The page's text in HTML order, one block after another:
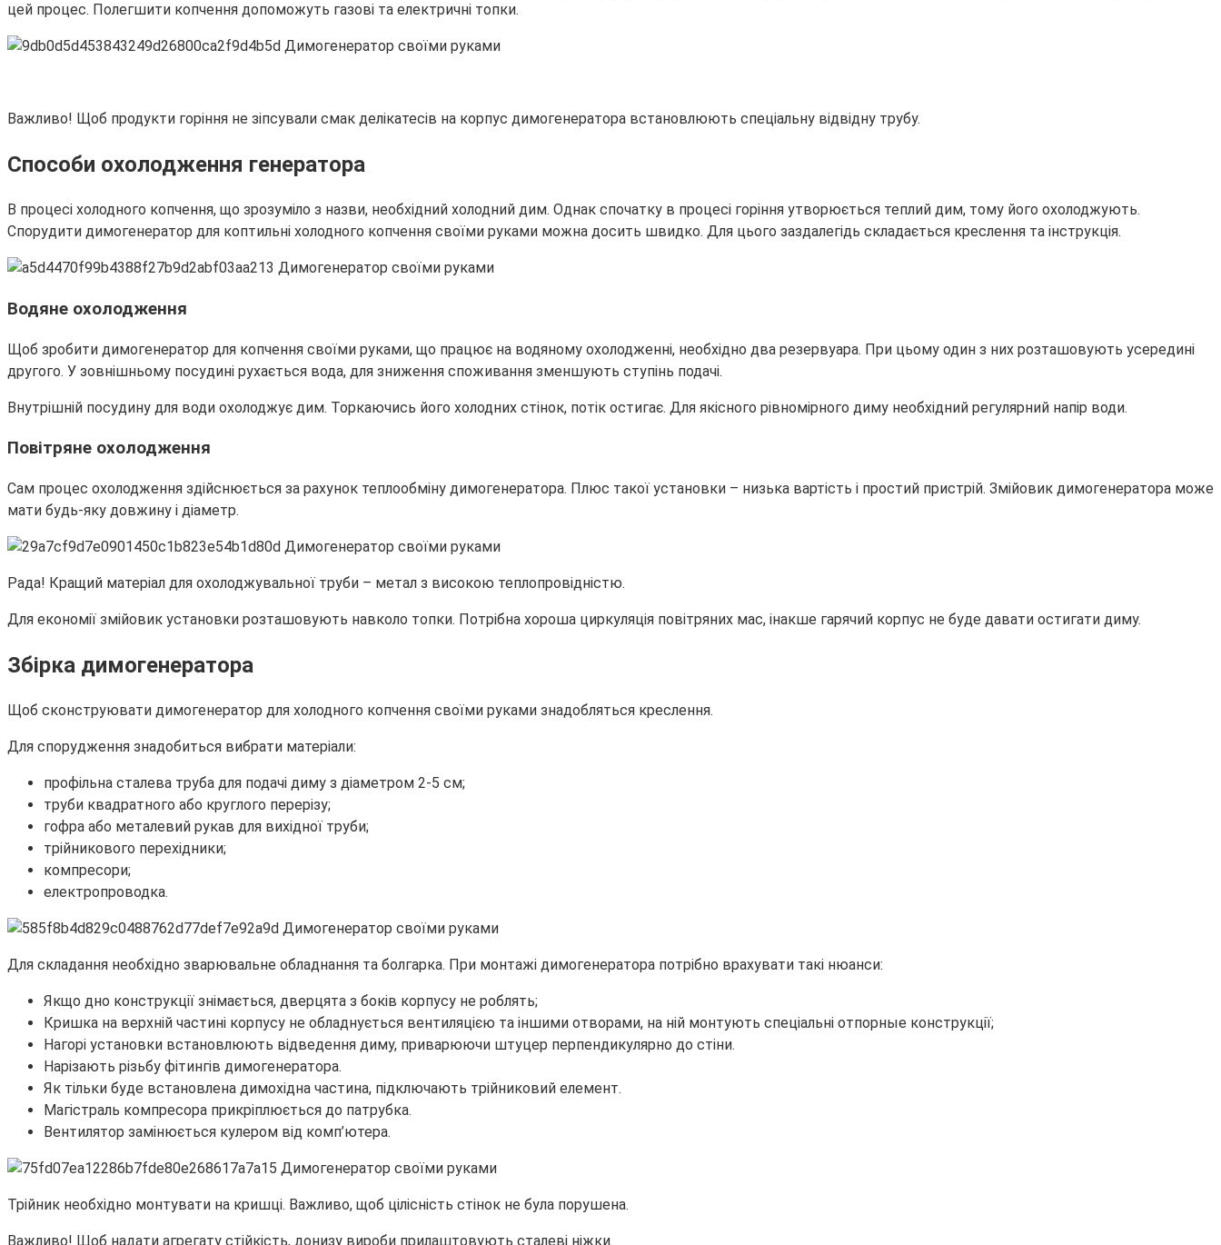
цей процес. Полегшити копчення допоможуть газові та електричні топки.
Важливо! Щоб продукти горіння не зіпсували смак делікатесів на корпус димогенератора встановлюють спеціальну відвідну трубу.
Способи охолодження генератора
В процесі холодного копчення, що зрозуміло з назви, необхідний холодний дим. Однак спочатку в процесі горіння утворюється теплий дим, тому його охолоджують.
Спорудити димогенератор для коптильні холодного копчення своїми руками можна досить швидко. Для цього заздалегідь складається креслення та інструкція.
Водяне охолодження
Щоб зробити димогенератор для копчення своїми руками, що працює на водяному охолодженні, необхідно два резервуара. При цьому один з них розташовують усередині
другого. У зовнішньому посудині рухається вода, для зниження споживання зменшують ступінь подачі.
Внутрішній посудину для води охолоджує дим. Торкаючись його холодних стінок, потік остигає. Для якісного рівномірного диму необхідний регулярний напір води.
Повітряне охолодження
Сам процес охолодження здійснюється за рахунок теплообміну димогенератора. Плюс такої установки – низька вартість і простий пристрій. Змійовик димогенератора може
мати будь-яку довжину і діаметр.
Рада! Кращий матеріал для охолоджувальної труби – метал з високою теплопровідністю.
Для економії змійовик установки розташовують навколо топки. Потрібна хороша циркуляція повітряних мас, інакше гарячий корпус не буде давати остигати диму.
Збірка димогенератора
Щоб сконструювати димогенератор для холодного копчення своїми руками знадобляться креслення.
Для спорудження знадобиться вибрати матеріали:
профільна сталева труба для подачі диму з діаметром 2-5 см;
труби квадратного або круглого перерізу;
гофра або металевий рукав для вихідної труби;
трійникового перехідники;
компресори;
електропроводка.
Для складання необхідно зварювальне обладнання та болгарка. При монтажі димогенератора потрібно врахувати такі нюанси:
Якщо дно конструкції знімається, дверцята з боків корпусу не роблять;
Кришка на верхній частині корпусу не обладнується вентиляцією та іншими отворами, на ній монтують спеціальні отпорные конструкції;
Нагорі установки встановлюють відведення диму, приварюючи штуцер перпендикулярно до стіни.
Нарізають різьбу фітингів димогенератора.
Як тільки буде встановлена димохідна частина, підключають трійниковий елемент.
Магістраль компресора прикріплюється до патрубка.
Вентилятор замінюється кулером від комп’ютера.
Трійник необхідно монтувати на кришці. Важливо, щоб цілісність стінок не була порушена.
Важливо! Щоб надати агрегату стійкість, донизу вироби прилаштовують сталеві ніжки.